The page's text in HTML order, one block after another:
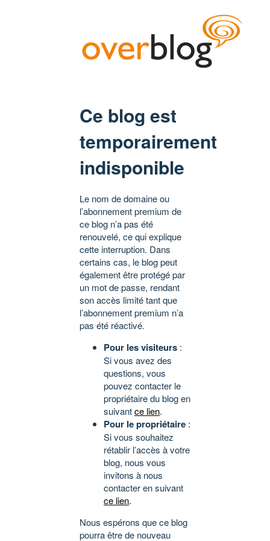
Ce blog est
temporairement
indisponible
Le nom de domaine ou
l’abonnement premium de
ce blog n’a pas été
renouvelé, ce qui explique
cette interruption. Dans
certains cas, le blog peut
également être protégé par
un mot de passe, rendant
son accès limité tant que
l’abonnement premium n’a
pas été réactivé.
Pour les visiteurs :
Si vous avez des
questions, vous
pouvez contacter le
propriétaire du blog en
suivantce lien.
Pour le propriétaire :
Si vous souhaitez
rétablir l’accès à votre
blog, nous vous
invitons à nous
contacter en suivant
ce lien.
Nous espérons que ce blog
pourra être de nouveau